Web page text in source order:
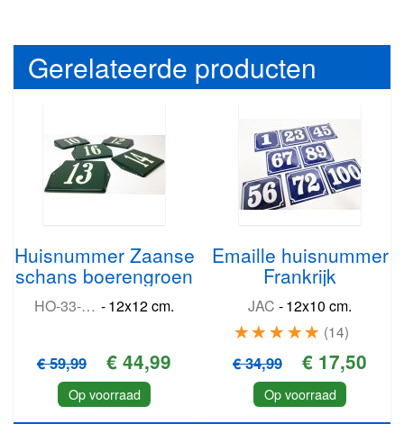
Gerelateerde producten
Huisnummer Zaanse
schans boerengroen
HO-33-RP3 -12x12 cm.
€ 59,99 € 44,99
Op voorraad
Emaille huisnummer
Frankrijk
JAC -12x10 cm.
14
€ 34,99 € 17,50
Op voorraad